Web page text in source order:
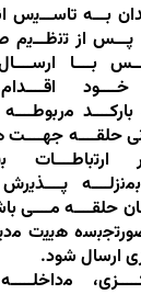
ﺑـــه
ﭘـــس از ﺗﻧظـــﯾم
ﺑــــﺎ
ﺣﻠﻘــــه
ﺣﻠﻘــــه ﻣــــﯽ
ھﯾﯾت
ارﺳﺎل ﺷود.